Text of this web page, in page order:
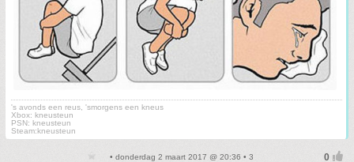
's avonds een reus, 'smorgens een kneus
Xbox: kneusteun
PSN: kneusteun
Steam:kneusteun
• donderdag 2 maart 2017 @ 20:36 • 3